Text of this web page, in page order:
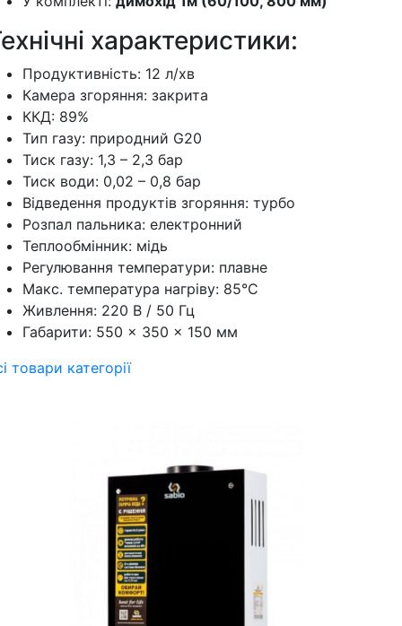
характеристики:
Продуктивність: 12 л/хв
Камера згоряння: закрита
ККД: 89%
Тип газу: природний G20
Тиск газу: 1,3 – 2,3 бар
Тиск води: 0,02 – 0,8 бар
Відведення продуктів згоряння: турбо
Розпал пальника: електронний
Теплообмінник: мідь
Регулювання температури: плавне
Макс. температура нагріву: 85°С
Живлення: 220 В / 50 Гц
Габарити: 550 × 350 × 150 мм
товари категорії